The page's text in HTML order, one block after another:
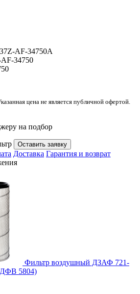
AF-34750A
34750
цена не является публичной офертой.
на подбор
Оставить заявку
Доставка Гарантия и возврат
Фильтр воздушный ДЗАФ 721-
5804)